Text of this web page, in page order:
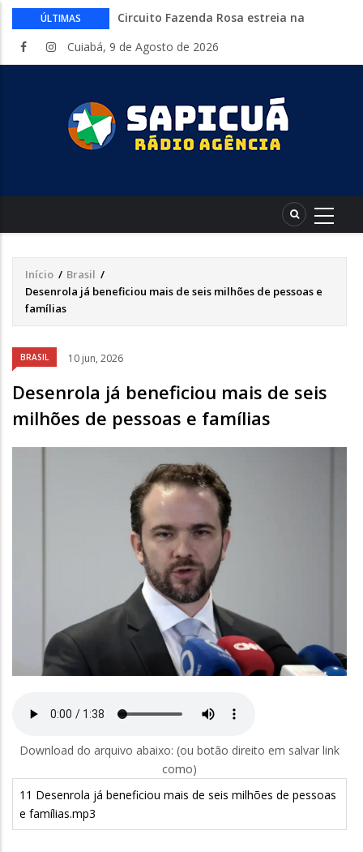
ÚLTIMAS
Circuito Fazenda Rosa estreia na
atividades do agronegócio
sexta-feira
Começa nesta sexta-feira em Cuiabá o
Mato Grosso AgroFestival, com rodeio e
crimes digitais contra menores
CAIXA e iFood facilitam financiamento
entregadores
Cuiabá, 9 de Agosto de 2026
Trilha
de
Início / Brasil /
Desenrola já beneficiou mais de seis milhões de pessoas e
famílias
BRASIL 10 jun, 2026
Desenrola já beneficiou mais de seis
milhões de pessoas e famílias
Áudio
Download do arquivo abaixo: (ou botão direito em salvar link
como)
11 Desenrola já beneficiou mais de seis milhões de pessoas
e famílias.mp3